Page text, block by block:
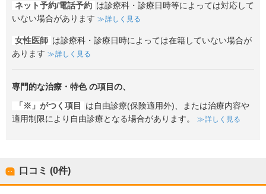
ネット予約/電話予約 は診療科・診療日時等によっては対応して
いない場合があります
詳しく見る
女性医師 は診療科・診療日時によっては在籍していない場合が
あります
詳しく見る
専門的な治療・特色の項目の、
「※」がつく項目
は自由診療(保険適用外)、または治療内容や
適用制限により自由診療となる場合があります。
詳しく見る
口コミ (0件)